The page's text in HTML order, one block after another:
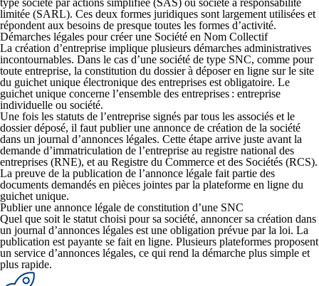
type société par actions simplifiée (SAS) ou société à responsabilité
limitée (SARL). Ces deux formes juridiques sont largement utilisées et
répondent aux besoins de presque toutes les formes d’activité.
Démarches légales pour créer une Société en Nom Collectif
La création d’entreprise implique plusieurs démarches administratives
incontournables. Dans le cas d’une société de type SNC, comme pour
toute entreprise, la constitution du dossier à déposer en ligne sur le site
du guichet unique électronique des entreprises est obligatoire. Le
guichet unique concerne l’ensemble des entreprises : entreprise
individuelle ou société.
Une fois les statuts de l’entreprise signés par tous les associés et le
dossier déposé, il faut publier une annonce de création de la société
dans un journal d’annonces légales. Cette étape arrive juste avant la
demande d’immatriculation de l’entreprise au registre national des
entreprises (RNE), et au Registre du Commerce et des Sociétés (RCS).
La preuve de la publication de l’annonce légale fait partie des
documents demandés en pièces jointes par la plateforme en ligne du
guichet unique.
Publier une annonce légale de constitution d’une SNC
Quel que soit le statut choisi pour sa société, annoncer sa création dans
un journal d’annonces légales est une obligation prévue par la loi. La
publication est payante se fait en ligne. Plusieurs plateformes proposent
un service d’annonces légales, ce qui rend la démarche plus simple et
plus rapide.